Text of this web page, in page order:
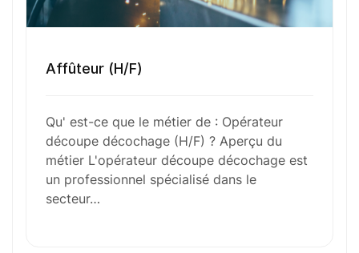
Envie de commencer
Affûteur (H/F)
Qu' est-ce que le métier de : Opérateur
découpe décochage (H/F) ? Aperçu du
métier L'opérateur découpe décochage est
un professionnel spécialisé dans le
secteur…